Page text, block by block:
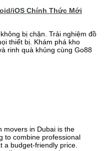
iOS Chính Thức Mới
bị chặn. Trải nghiệm đồ
thiết bị. Khám phá kho
rinh quà khủng cùng Go88
movers in Dubai is the
to combine professional
a budget-friendly price.